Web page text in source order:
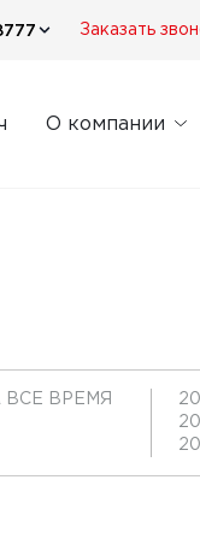
Заказать
О компании
ВСЕ ВРЕМЯ